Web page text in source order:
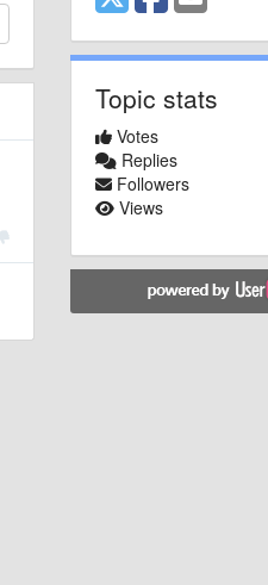
Topic stats
Votes
Replies
Followers
Views